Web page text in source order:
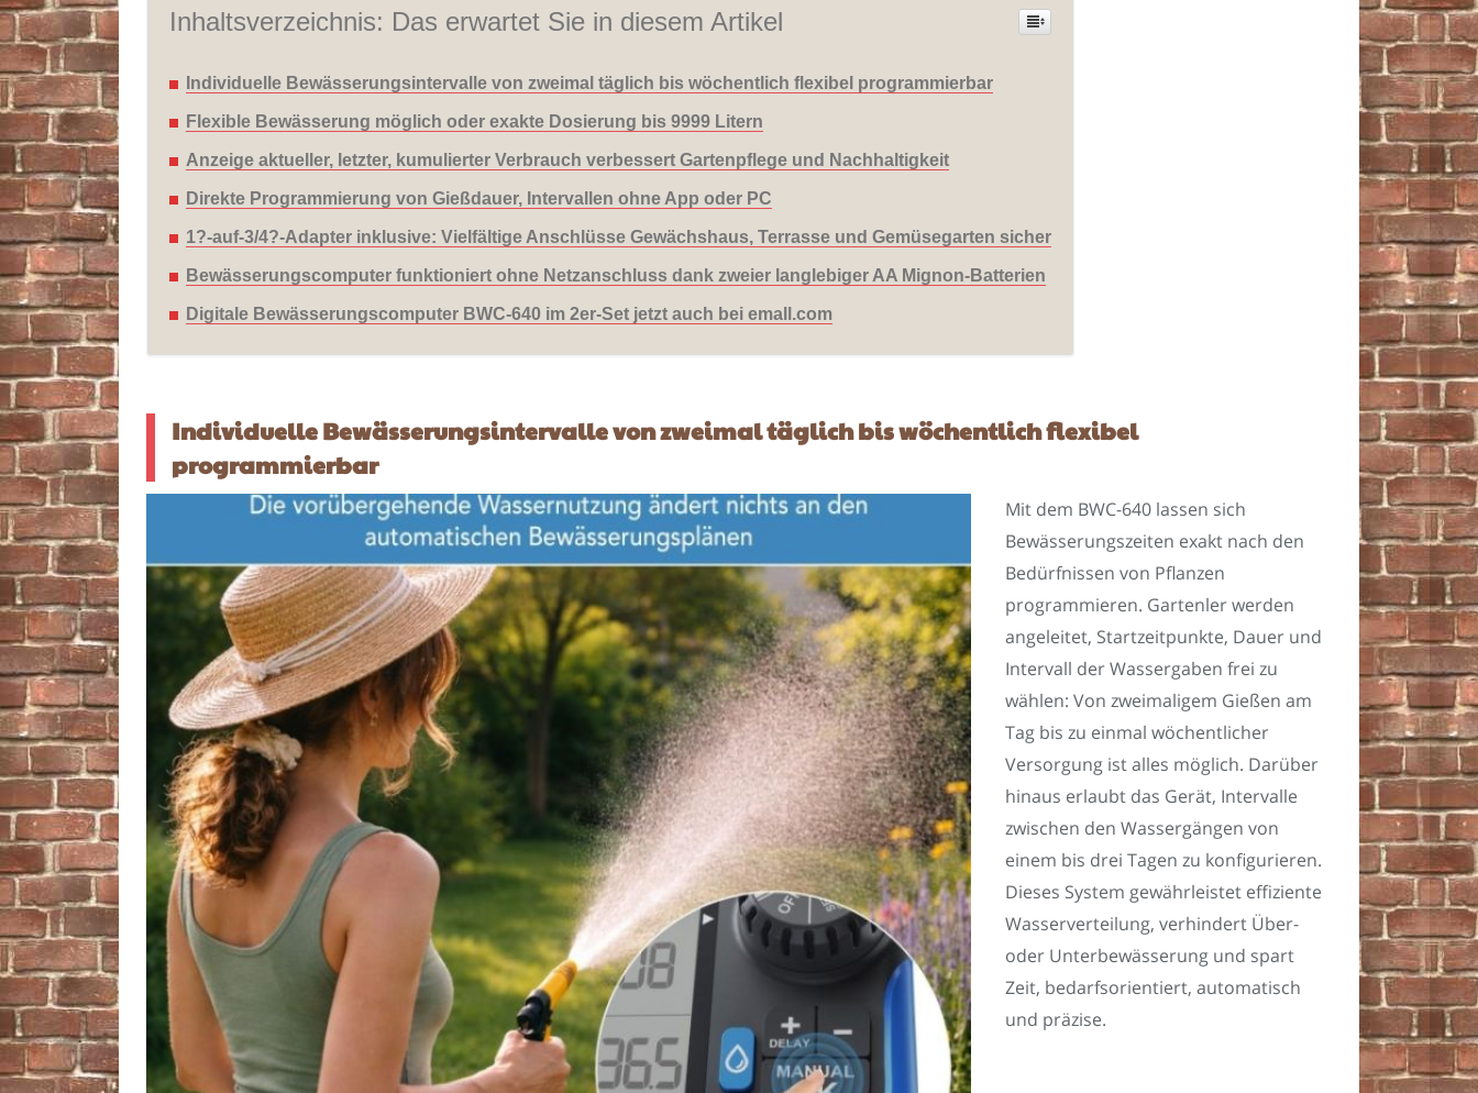
Inhaltsverzeichnis: Das erwartet Sie in diesem Artikel
Individuelle Bewässerungsintervalle von zweimal täglich bis wöchentlich flexibel programmierbar
Flexible Bewässerung möglich oder exakte Dosierung bis 9999 Litern
Anzeige aktueller, letzter, kumulierter Verbrauch verbessert Gartenpflege und Nachhaltigkeit
Direkte Programmierung von Gießdauer, Intervallen ohne App oder PC
1?-auf-3/4?-Adapter inklusive: Vielfältige Anschlüsse Gewächshaus, Terrasse und Gemüsegarten sicher
Bewässerungscomputer funktioniert ohne Netzanschluss dank zweier langlebiger AA Mignon-Batterien
Digitale Bewässerungscomputer BWC-640 im 2er-Set jetzt auch bei emall.com
Individuelle Bewässerungsintervalle von zweimal täglich bis wöchentlich flexibel
programmierbar
Mit dem BWC-640 lassen sich
Bewässerungszeiten exakt nach den
Bedürfnissen von Pflanzen
programmieren. Gartenler werden
angeleitet, Startzeitpunkte, Dauer und
Intervall der Wassergaben frei zu
wählen: Von zweimaligem Gießen am
Tag bis zu einmal wöchentlicher
Versorgung ist alles möglich. Darüber
hinaus erlaubt das Gerät, Intervalle
zwischen den Wassergängen von
einem bis drei Tagen zu konfigurieren.
Dieses System gewährleistet effiziente
Wasserverteilung, verhindert Über-
oder Unterbewässerung und spart
Zeit, bedarfsorientiert, automatisch
und präzise.